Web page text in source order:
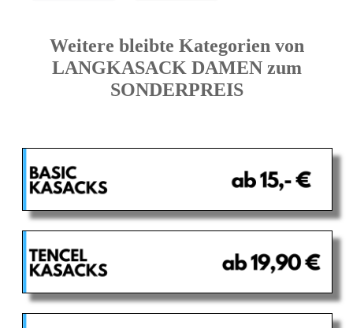
Weitere bleibte Kategorien von
LANGKASACK DAMEN zum
SONDERPREIS